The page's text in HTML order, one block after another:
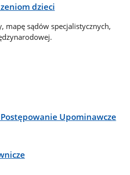
dzieci
mapę sądów specjalistycznych,
Upominawcze